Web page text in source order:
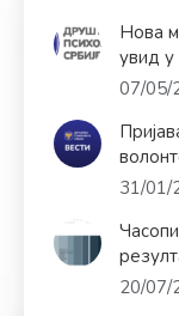
Нова
увид у
07/05/
31/01/
20/07/